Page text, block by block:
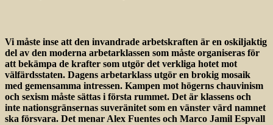
Vi måste inse att den invandrade arbetskraften är en oskiljaktig
del av den moderna arbetarklassen som måste organiseras för
att bekämpa de krafter som utgör det verkliga hotet mot
välfärdsstaten. Dagens arbetarklass utgör en brokig mosaik
med gemensamma intressen. Kampen mot högerns chauvinism
och sexism måste sättas i första rummet. Det är klassens och
inte nationsgränsernas suveränitet som en vänster värd namnet
ska försvara. Det menar Alex Fuentes och Marco Jamil Espvall